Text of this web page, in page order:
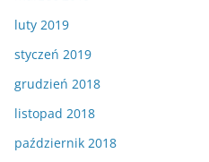
luty 2019
styczeń 2019
grudzień 2018
listopad 2018
październik 2018